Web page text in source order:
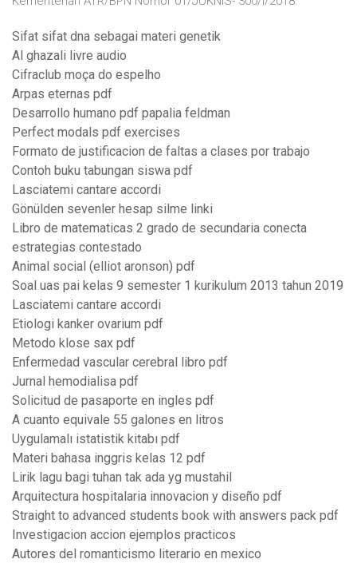
Sifat sifat dna sebagai materi genetik
Al ghazali livre audio
Cifraclub moça do espelho
Arpas eternas pdf
Desarrollo humano pdf papalia feldman
Perfect modals pdf exercises
Formato de justificacion de faltas a clases por trabajo
Contoh buku tabungan siswa pdf
Lasciatemi cantare accordi
Gönülden sevenler hesap silme linki
Libro de matematicas 2 grado de secundaria conecta
estrategias contestado
Animal social (elliot aronson) pdf
Soal uas pai kelas 9 semester 1 kurikulum 2013 tahun 2019
Lasciatemi cantare accordi
Etiologi kanker ovarium pdf
Metodo klose sax pdf
Enfermedad vascular cerebral libro pdf
Jurnal hemodialisa pdf
Solicitud de pasaporte en ingles pdf
A cuanto equivale 55 galones en litros
Uygulamalı istatistik kitabı pdf
Materi bahasa inggris kelas 12 pdf
Lirik lagu bagi tuhan tak ada yg mustahil
Arquitectura hospitalaria innovacion y diseño pdf
Straight to advanced students book with answers pack pdf
Investigacion accion ejemplos practicos
Autores del romanticismo literario en mexico